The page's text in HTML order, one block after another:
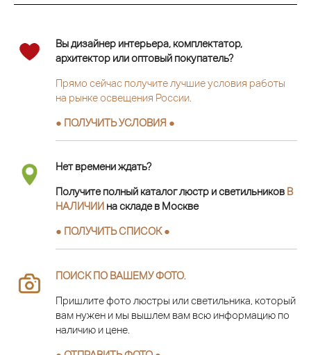
Вы дизайнер интерьера, комплектатор,
архитектор или оптовый покупатель?
Прямо сейчас получите лучшие условия работы
на рынке освещения России.
● ПОЛУЧИТЬ УСЛОВИЯ ●
Нет времени ждать?
Получите полный каталог люстр и светильников В
НАЛИЧИИ на складе в Москве
● ПОЛУЧИТЬ СПИСОК ●
ПОИСК ПО ВАШЕМУ ФОТО
Пришлите фото люстры или светильника, который
вам нужен и мы вышлем вам всю информацию по
наличию и цене.